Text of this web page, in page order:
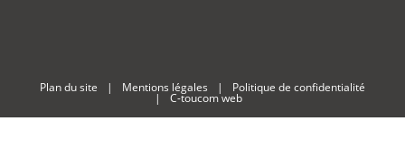
Plan du site | Mentions légales | Politique de confidentialité
| C-toucom web